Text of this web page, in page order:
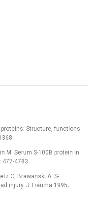
proteins: Structure, functions
M. Serum S-100B protein in
477-4783.
C, Brawanski A. S-
injury. J Trauma 1995;